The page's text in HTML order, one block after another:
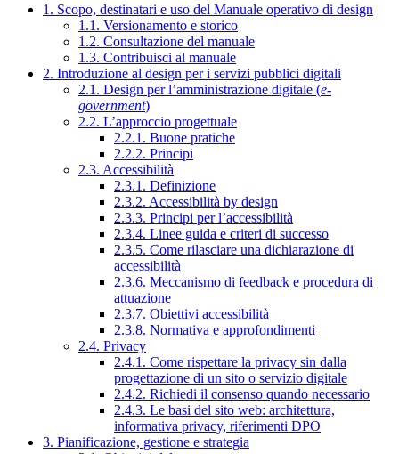
1. Scopo, destinatari e uso del Manuale operativo di design
1.1. Versionamento e storico
1.2. Consultazione del manuale
1.3. Contribuisci al manuale
2. Introduzione al design per i servizi pubblici digitali
2.1. Design per l’amministrazione digitale (e-
government)
2.2. L’approccio progettuale
2.2.1. Buone pratiche
2.2.2. Principi
2.3. Accessibilità
2.3.1. Definizione
2.3.2. Accessibilità by design
2.3.3. Principi per l’accessibilità
2.3.4. Linee guida e criteri di successo
2.3.5. Come rilasciare una dichiarazione di
accessibilità
2.3.6. Meccanismo di feedback e procedura di
attuazione
2.3.7. Obiettivi accessibilità
2.3.8. Normativa e approfondimenti
2.4. Privacy
2.4.1. Come rispettare la privacy sin dalla
progettazione di un sito o servizio digitale
2.4.2. Richiedi il consenso quando necessario
2.4.3. Le basi del sito web: architettura,
informativa privacy, riferimenti DPO
3. Pianificazione, gestione e strategia